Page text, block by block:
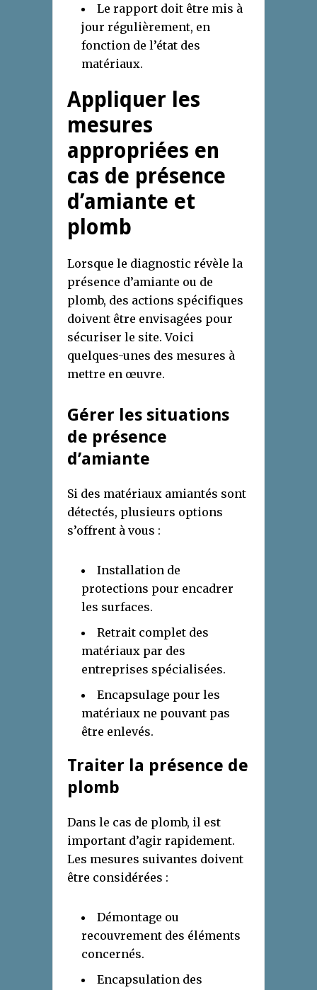
Le rapport doit être mis à
jour régulièrement, en
fonction de l’état des
matériaux.
Appliquer les
mesures
appropriées en
cas de présence
d’amiante et
plomb
Lorsque le diagnostic révèle la
présence d’amiante ou de
plomb, des actions spécifiques
doivent être envisagées pour
sécuriser le site. Voici
quelques-unes des mesures à
mettre en œuvre.
Gérer les situations
de présence
d’amiante
Si des matériaux amiantés sont
détectés, plusieurs options
s’offrent à vous :
Installation de
protections pour encadrer
les surfaces.
Retrait complet des
matériaux par des
entreprises spécialisées.
Encapsulage pour les
matériaux ne pouvant pas
être enlevés.
Traiter la présence de
plomb
Dans le cas de plomb, il est
important d’agir rapidement.
Les mesures suivantes doivent
être considérées :
Démontage ou
recouvrement des éléments
concernés.
Encapsulation des